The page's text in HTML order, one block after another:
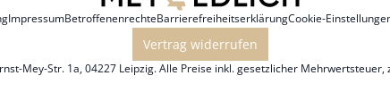
ImpressumBetroffenenrechteBarrierefreiheitserklärungCookie-
Vertrag widerrufen
Mey-Str. 1a, 04227 Leipzig. Alle Preise inkl. gesetzlicher Mehrwertsteuer,